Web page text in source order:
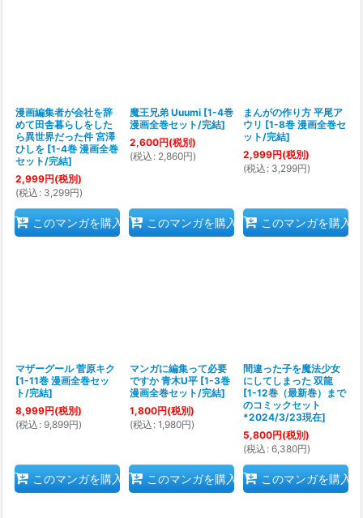
漫画編集者が会社を辞
めて田舎暮らしをした
ら異世界だった件 宮澤
ひしを [1-4巻 漫画全巻
セット/完結]
2,999円(税別)
(税込 : 3,299円)
このマンガを購入
魔王兄弟 Uuumi [1-4巻
漫画全巻セット/完結]
2,600円(税別)
(税込 : 2,860円)
このマンガを購入
まんがの作り方 平尾ア
ウリ [1-8巻 漫画全巻セ
ット/完結]
2,999円(税別)
(税込 : 3,299円)
このマンガを購入
マザーグール 菅原キク
[1-11巻 漫画全巻セッ
ト/完結]
8,999円(税別)
(税込 : 9,899円)
このマンガを購入
マンガに編集って必要
ですか 青木U平 [1-3巻
漫画全巻セット/完結]
1,800円(税別)
(税込 : 1,980円)
このマンガを購入
間違った子を魔法少女
にしてしまった 双龍
[1-12巻（最新巻）まで
のコミックセット
*2024/3/23現在]
5,800円(税別)
(税込 : 6,380円)
このマンガを購入